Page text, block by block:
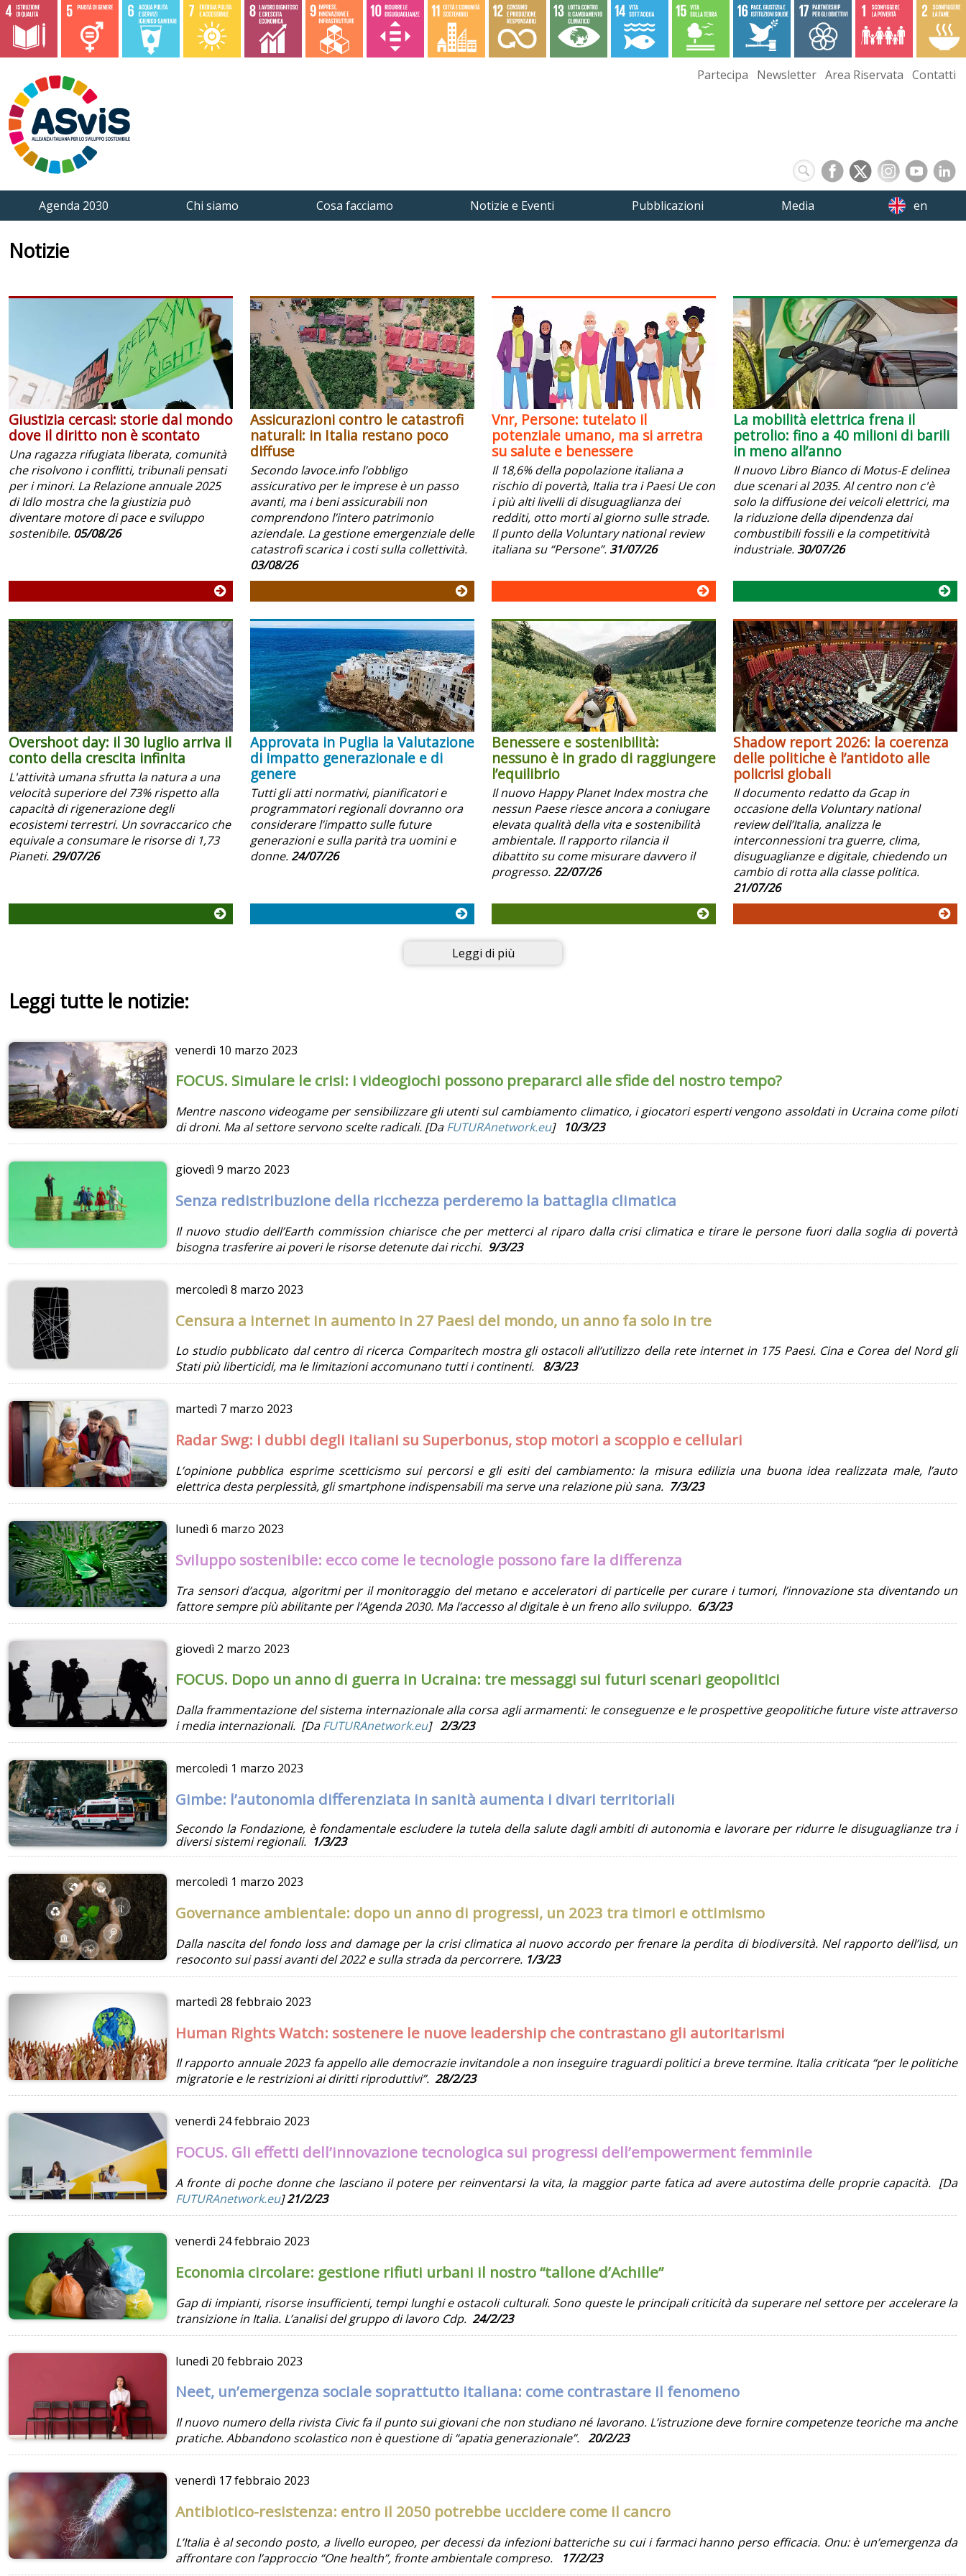
Partecipa Newsletter Area Riservata Contatti
Agenda 2030 Chi siamo Cosa facciamo Notizie e Eventi Pubblicazioni Media en
Notizie
Giustizia cercasi: storie dal mondo
dove il diritto non è scontato
Una ragazza rifugiata liberata, comunità
che risolvono i conflitti, tribunali pensati
per i minori. La Relazione annuale 2025
di Idlo mostra che la giustizia può
diventare motore di pace e sviluppo
sostenibile. 05/08/26
Assicurazioni contro le catastrofi
naturali: in Italia restano poco
diffuse
Secondo lavoce.info l’obbligo
assicurativo per le imprese è un passo
avanti, ma i beni assicurabili non
comprendono l’intero patrimonio
aziendale. La gestione emergenziale delle
catastrofi scarica i costi sulla collettività.
03/08/26
Vnr, Persone: tutelato il
potenziale umano, ma si arretra
su salute e benessere
Il 18,6% della popolazione italiana a
rischio di povertà, Italia tra i Paesi Ue con
i più alti livelli di disuguaglianza dei
redditi, otto morti al giorno sulle strade.
Il punto della Voluntary national review
italiana su “Persone”. 31/07/26
La mobilità elettrica frena il
petrolio: fino a 40 milioni di barili
in meno all’anno
Il nuovo Libro Bianco di Motus-E delinea
due scenari al 2035. Al centro non c'è
solo la diffusione dei veicoli elettrici, ma
la riduzione della dipendenza dai
combustibili fossili e la competitività
industriale. 30/07/26
Overshoot day: il 30 luglio arriva il
conto della crescita infinita
L'attività umana sfrutta la natura a una
velocità superiore del 73% rispetto alla
capacità di rigenerazione degli
ecosistemi terrestri. Un sovraccarico che
equivale a consumare le risorse di 1,73
Pianeti.29/07/26
Approvata in Puglia la Valutazione
di impatto generazionale e di
genere
Tutti gli atti normativi, pianificatori e
programmatori regionali dovranno ora
considerare l’impatto sulle future
generazioni e sulla parità tra uomini e
donne.24/07/26
Benessere e sostenibilità:
nessuno è in grado di raggiungere
l’equilibrio
Il nuovo Happy Planet Index mostra che
nessun Paese riesce ancora a coniugare
elevata qualità della vita e sostenibilità
ambientale. Il rapporto rilancia il
dibattito su come misurare davvero il
progresso.22/07/26
Shadow report 2026: la coerenza
delle politiche è l’antidoto alle
policrisi globali
Il documento redatto da Gcap in
occasione della Voluntary national
review dell’Italia, analizza le
interconnessioni tra guerre, clima,
disuguaglianze e digitale, chiedendo un
cambio di rotta alla classe politica.
21/07/26
Leggi di più
Leggi tutte le notizie:
venerdì 10 marzo 2023
FOCUS. Simulare le crisi: i videogiochi possono prepararci alle sfide del nostro tempo?
Mentre nascono videogame per sensibilizzare gli utenti sul cambiamento climatico, i giocatori esperti vengono assoldati in Ucraina come piloti
di droni. Ma al settore servono scelte radicali. [DaFUTURAnetwork.eu] 10/3/23
giovedì9 marzo 2023
Senza redistribuzione della ricchezza perderemo la battaglia climatica
Il nuovo studio dell’Earth commission chiarisce che per metterci al riparo dalla crisi climatica e tirare le persone fuori dalla soglia di povertà
bisogna trasferire ai poveri le risorse detenute dai ricchi. 9/3/23
mercoledì8 marzo 2023
Censura a internet in aumento in 27 Paesi del mondo, un anno fa solo in tre
Lo studio pubblicato dal centro di ricerca Comparitech mostra gli ostacoli all’utilizzo della rete internet in 175 Paesi. Cina e Corea del Nord gli
Stati più liberticidi, ma le limitazioni accomunano tutti i continenti. 8/3/23
martedì 7 marzo 2023
Radar Swg: i dubbi degli italiani su Superbonus, stop motori a scoppio e cellulari
L’opinione pubblica esprime scetticismo sui percorsi e gli esiti del cambiamento: la misura edilizia una buona idea realizzata male, l’auto
elettrica desta perplessità, gli smartphone indispensabili ma serve una relazione più sana. 7/3/23
lunedì6 marzo 2023
Sviluppo sostenibile: ecco come le tecnologie possono fare la differenza
Tra sensori d’acqua, algoritmi per il monitoraggio del metano e acceleratori di particelle per curare i tumori, l’innovazione sta diventando un
fattore sempre più abilitante per l’Agenda 2030. Ma l’accesso al digitale è un freno allo sviluppo. 6/3/23
giovedì 2 marzo 2023
FOCUS. Dopo un anno di guerra in Ucraina: tre messaggi sui futuri scenari geopolitici
Dalla frammentazione del sistema internazionale alla corsa agli armamenti: le conseguenze e le prospettive geopolitiche future viste attraverso
i media internazionali. [DaFUTURAnetwork.eu] 2/3/23
mercoledì 1 marzo 2023
Gimbe: l’autonomia differenziata in sanità aumenta i divari territoriali
Secondo la Fondazione, è fondamentale escludere la tutela della salute dagli ambiti di autonomia e lavorare per ridurre le disuguaglianze tra i
diversi sistemi regionali. 1/3/23
mercoledì 1 marzo 2023
Governance ambientale: dopo un anno di progressi, un 2023 tra timori e ottimismo
Dalla nascita del fondo loss and damage per la crisi climatica al nuovo accordo per frenare la perdita di biodiversità. Nel rapporto dell’Iisd, un
resoconto sui passi avanti del 2022 e sulla strada da percorrere. 1/3/23
martedì 28 febbraio 2023
Human Rights Watch: sostenere le nuove leadership che contrastano gli autoritarismi
Il rapporto annuale 2023 fa appello alle democrazie invitandole a non inseguire traguardi politici a breve termine. Italia criticata “per le politiche
migratorie e le restrizioni ai diritti riproduttivi”. 28/2/23
venerdì 24 febbraio 2023
FOCUS. Gli effetti dell’innovazione tecnologica sui progressi dell’empowerment femminile
A fronte di poche donne che lasciano il potere per reinventarsi la vita, la maggior parte fatica ad avere autostima delle proprie capacità. [Da
FUTURAnetwork.eu]21/2/23
venerdì 24 febbraio 2023
Economia circolare: gestione rifiuti urbani il nostro “tallone d’Achille”
Gap di impianti, risorse insufficienti, tempi lunghi e ostacoli culturali. Sono queste le principali criticità da superare nel settore per accelerare la
transizione in Italia. L’analisi del gruppo di lavoro Cdp. 24/2/23
lunedì 20 febbraio 2023
Neet, un’emergenza sociale soprattutto italiana: come contrastare il fenomeno
Il nuovo numero della rivista Civic fa il punto sui giovani che non studiano né lavorano. L’istruzione deve fornire competenze teoriche ma anche
pratiche. Abbandono scolastico non è questione di “apatia generazionale”. 20/2/23
venerdì 17 febbraio 2023
Antibiotico-resistenza: entro il 2050 potrebbe uccidere come il cancro
L’Italia è al secondo posto, a livello europeo, per decessi da infezioni batteriche su cui i farmaci hanno perso efficacia. Onu: è un’emergenza da
affrontare con l’approccio “One health”, fronte ambientale compreso.
17/2/23